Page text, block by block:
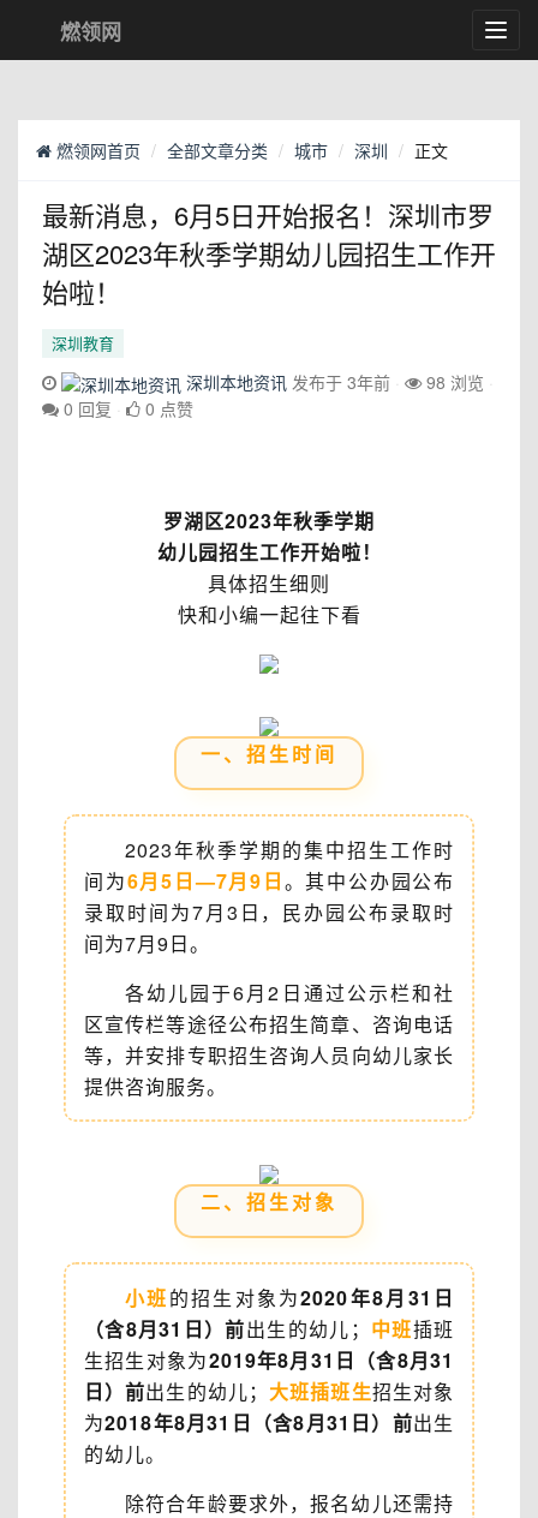
燃领网
燃领网首页 全部文章分类 城市 深圳 正文
最新消息，6月5日开始报名！深圳市罗
湖区2023年秋季学期幼儿园招生工作开
始啦！
深圳教育
深圳本地资讯 发布于 3年前
98 浏览
0 回复
0 点赞
罗湖区2023年秋季学期
幼儿园招生工作开始啦！
具体招生细则
快和小编一起往下看
一、招生时间
2023年秋季学期的集中招生工作时
间为6月5日—7月9日。其中公办园公布
录取时间为7月3日，民办园公布录取时
间为7月9日。
各幼儿园于6月2日通过公示栏和社
区宣传栏等途径公布招生简章、咨询电话
等，并安排专职招生咨询人员向幼儿家长
提供咨询服务。
二、招生对象
小班的招生对象为2020年8月31日
（含8月31日）前出生的幼儿； 中班插班
生招生对象为2019年8月31日（含8月31
日）前出生的幼儿； 大班插班生招生对象
为2018年8月31日（含8月31日）前出生
的幼儿。
除符合年龄要求外，报名幼儿还需持